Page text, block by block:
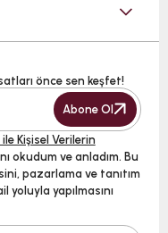
önce sen keşfet!
Abone Ol
Kişisel Verilerin
nı okudum ve anladım. Bu
pazarlama ve tanıtım
yapılmasını